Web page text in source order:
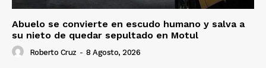
Abuelo se convierte en escudo humano y salva a
su nieto de quedar sepultado en Motul
Roberto Cruz - 8 Agosto, 2026